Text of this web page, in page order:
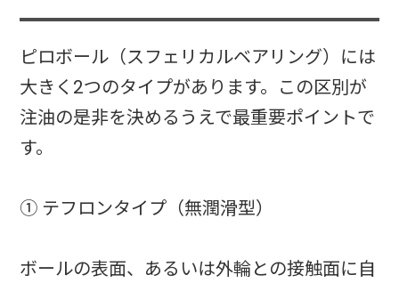
ピロボール（スフェリカルベアリング）には
大きく2つのタイプがあります。この区別が
注油の是非を決めるうえで最重要ポイントで
す。
① テフロンタイプ（無潤滑型）
ボールの表面、あるいは外輪との接触面に自